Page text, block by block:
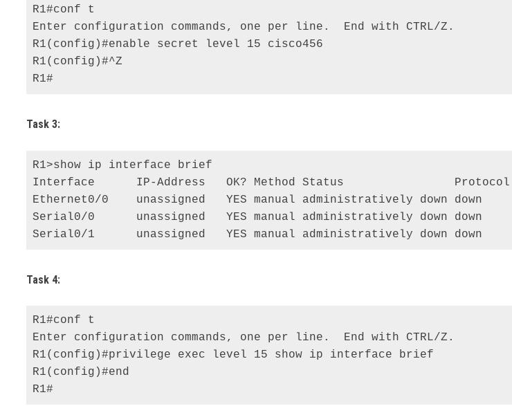
R1#conf t
Enter configuration commands, one per line.  End with CTRL/Z.
R1(config)#enable secret level 15 cisco456
R1(config)#^Z
R1#
Task 3:
R1>show ip interface brief
Interface      IP-Address   OK? Method Status                Protocol
Ethernet0/0    unassigned   YES manual administratively down down
Serial0/0      unassigned   YES manual administratively down down
Serial0/1      unassigned   YES manual administratively down down
Task 4:
R1#conf t
Enter configuration commands, one per line.  End with CTRL/Z.
R1(config)#privilege exec level 15 show ip interface brief
R1(config)#end
R1#